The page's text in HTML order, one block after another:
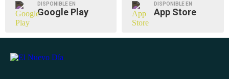
DISPONIBLE EN
Google Play
DISPONIBLE EN
App Store